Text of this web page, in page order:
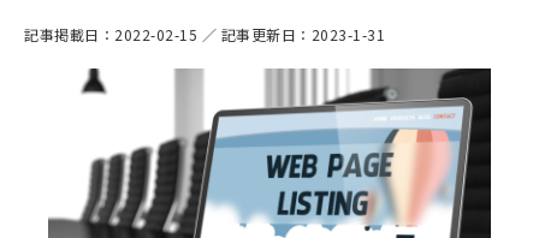
記事掲載日： 2022-02-15 ／ 記事更新日： 2023-1-31